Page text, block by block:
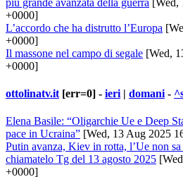
più grande avanzata della guerra [Wed,
+0000]
L’accordo che ha distrutto l’Europa
+0000]
Il massone nel campo di segale [Wed,
+0000]
ottolinatv.it [err=0] - ieri | domani -
Elena Basile: “Oligarchie Ue e Deep
pace in Ucraina” [Wed, 13 Aug 2025
Putin avanza, Kiev in rotta, l’Ue non
chiamatelo Tg del 13 agosto 2025
+0000]